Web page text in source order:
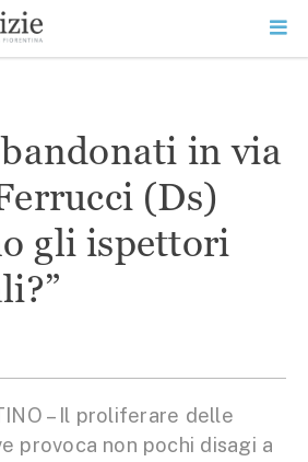
in via
(Ds)
gli ispettori
– Il proliferare delle
provoca non pochi disagi a